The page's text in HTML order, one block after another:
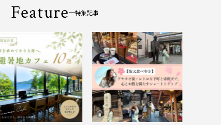
Feature 特集記事